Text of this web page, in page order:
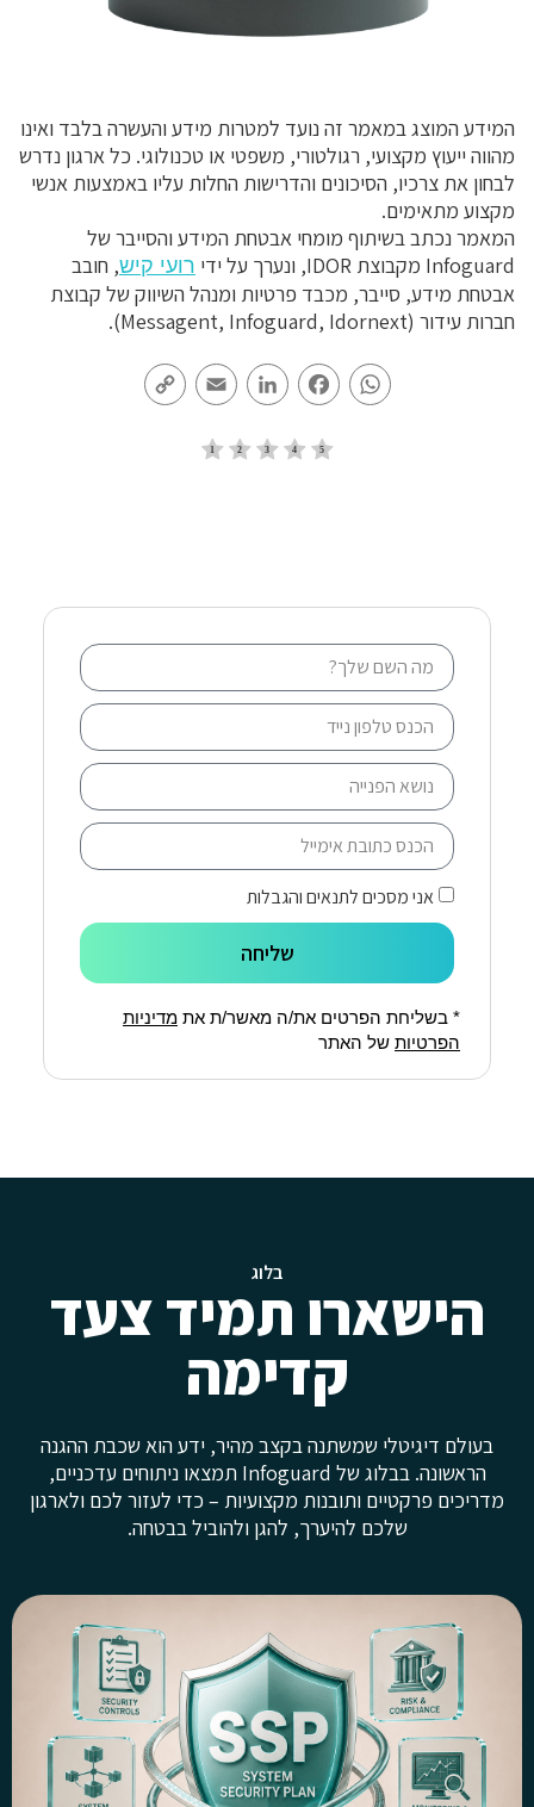
המידע המוצג במאמר זה נועד למטרות מידע והעשרה בלבד ואינו
מהווה ייעוץ מקצועי, רגולטורי, משפטי או טכנולוגי. כל ארגון נדרש
לבחון את צרכיו, הסיכונים והדרישות החלות עליו באמצעות אנשי
מקצוע מתאימים.
המאמר נכתב בשיתוף מומחי אבטחת המידע והסייבר של
Infoguard מקבוצת IDOR, ונערך על ידי
רועי קיש, חובב
אבטחת מידע, סייבר, מכבד פרטיות ומנהל השיווק של קבוצת
חברות עידור (Messagent, Infoguard, Idornext).
WhatsApp
Facebook
LinkedIn
Email
אני מסכים לתנאים והגבלות
שליחה
* בשליחת הפרטים את/ה מאשר/ת את מדיניות
הפרטיות של האתר
בלוג
הישארו תמיד צעד
קדימה
בעולם דיגיטלי שמשתנה בקצב מהיר, ידע הוא שכבת ההגנה
הראשונה. בבלוג של Infoguard תמצאו ניתוחים עדכניים,
מדריכים פרקטיים ותובנות מקצועיות – כדי לעזור לכם ולארגון
שלכם להיערך, להגן ולהוביל בבטחה.